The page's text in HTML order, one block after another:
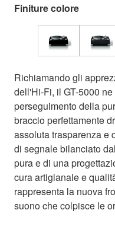
Finiture colore
Richiamando gli
dell'Hi-Fi, il GT-5000
perseguimento della
braccio perfettamente
assoluta trasparenza e
di segnale bilanciato
pura e di una
cura artigianale e
rappresenta la nuova
suono che colpisce le